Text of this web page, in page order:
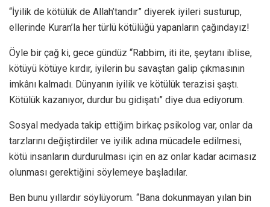
“İyilik de kötülük de Allah’tandır” diyerek iyileri susturup,
ellerinde Kuran’la her türlü kötülüğü yapanların çağındayız!
Öyle bir çağ ki, gece gündüz “Rabbim, iti ite, şeytanı iblise,
kötüyü kötüye kırdır, iyilerin bu savaştan galip çıkmasının
imkânı kalmadı. Dünyanın iyilik ve kötülük terazisi şaştı.
Kötülük kazanıyor, durdur bu gidişatı” diye dua ediyorum.
Sosyal medyada takip ettiğim birkaç psikolog var, onlar da
tarzlarını değiştirdiler ve iyilik adına mücadele edilmesi,
kötü insanların durdurulması için en az onlar kadar acımasız
olunması gerektiğini söylemeye başladılar.
Ben bunu yıllardır söylüyorum. “Bana dokunmayan yılan bin